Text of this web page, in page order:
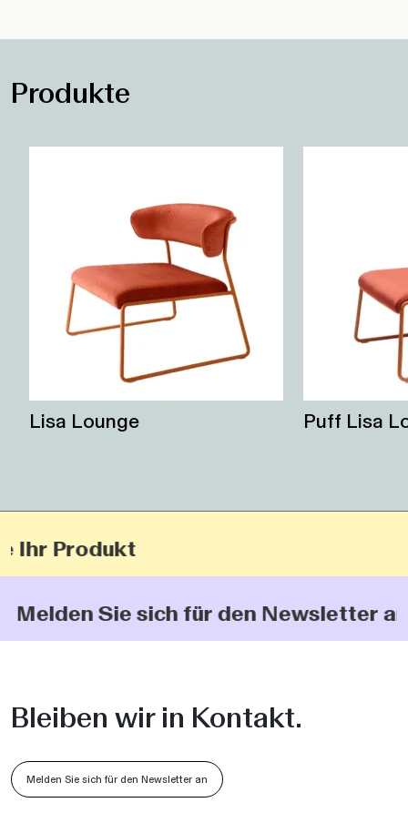
Produkte
Lisa Lounge Puff Lisa
Ihr Produkt
Melden Sie sich für den Newsletter an
Bleiben wir in Kontakt.
Melden Sie sich für den Newsletter an